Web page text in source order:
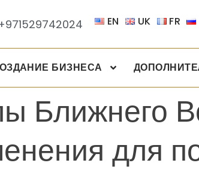
EN UK FR
БИЗНЕСА
Ближнего
для